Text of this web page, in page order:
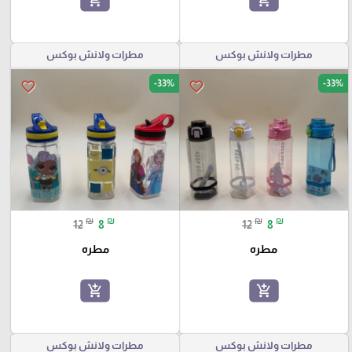
مطرات ولانش بوكس
favorite_border -33%
12 ₪ 8 ₪
مطره
add_shopping_cart
مطرات ولانش بوكس
favorite_border -33%
12 ₪ 8 ₪
مطره
add_shopping_cart
مطرات ولانش بوكس مطرات ولانش بوكس